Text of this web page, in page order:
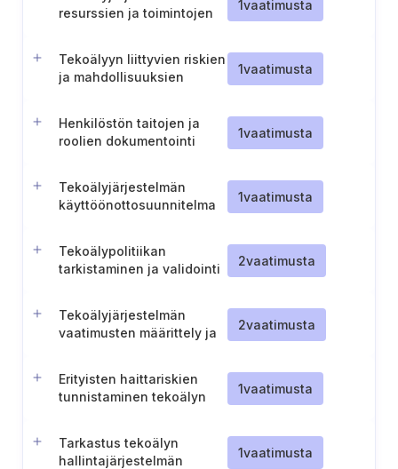
resurssien ja toimintojen
1vaatimusta
Tekoälyyn liittyvien riskien
ja mahdollisuuksien
1vaatimusta
Henkilöstön taitojen ja
roolien dokumentointi
1vaatimusta
Tekoälyjärjestelmän
käyttöönottosuunnitelma
1vaatimusta
Tekoälypolitiikan
tarkistaminen ja validointi
2vaatimusta
Tekoälyjärjestelmän
vaatimusten määrittely ja
2vaatimusta
Erityisten haittariskien
tunnistaminen tekoälyn
1vaatimusta
Tarkastus tekoälyn
hallintajärjestelmän
1vaatimusta